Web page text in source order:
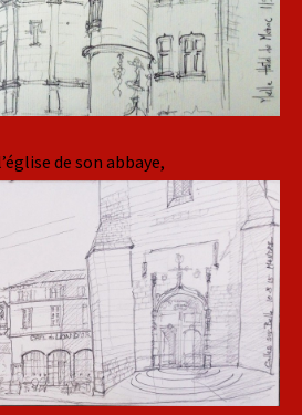
de son abbaye,